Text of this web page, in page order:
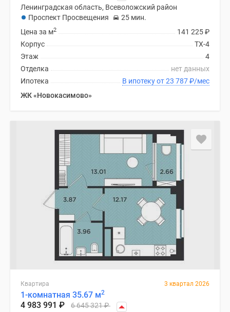
Ленинградская область, Всеволожский район
Проспект Просвещения
25 мин.
141 225₽
Цена за м2
ТХ-4
Корпус
4
Этаж
нет данных
Отделка
В ипотеку от 23 787₽/мес
Ипотека
ЖК «Новокасимово»
Квартира 3 квартал 2026
1-комнатная 35.67 м2
4 983 991 ₽ 6 645 321₽